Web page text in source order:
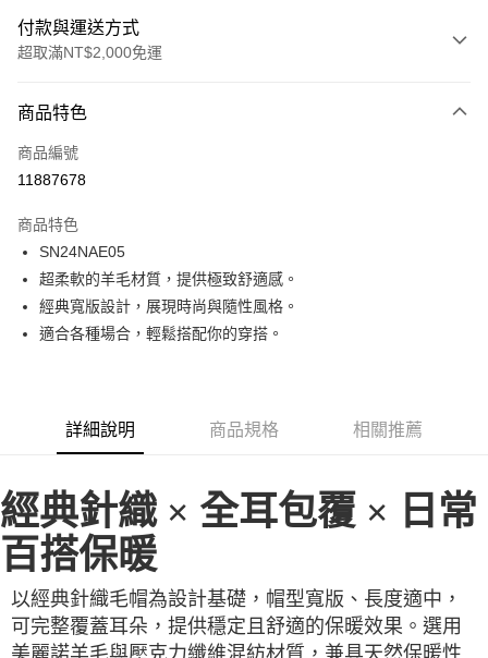
付款與運送方式
超取滿NT$2,000免運
信用卡一次付款
LINE Pay
街口支付
悠遊付
ATM付款
全家超取(2000以上免運)
每筆NT$100，滿NT$2,000(含以上)免運費
一般7-11取貨
每筆NT$100
7-11超取(2000以上免運)
商品特色
商品編號
11887678
商品特色
SN24NAE05
超柔軟的羊毛材質，提供極致舒適感。
經典寬版設計，展現時尚與隨性風格。
適合各種場合，輕鬆搭配你的穿搭。
詳細說明 商品規格 相關推薦
經典針織 × 全耳包覆 × 日常
百搭保暖
以經典針織毛帽為設計基礎，帽型寬版、長度適中，
可完整覆蓋耳朵，提供穩定且舒適的保暖效果。選用
美麗諾羊毛與壓克力纖維混紡材質，兼具天然保暖性